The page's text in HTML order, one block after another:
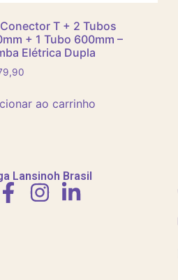
T + 2 Tubos
+ 1 Tubo 600mm –
Elétrica Dupla
ao carrinho
Lansinoh Brasil